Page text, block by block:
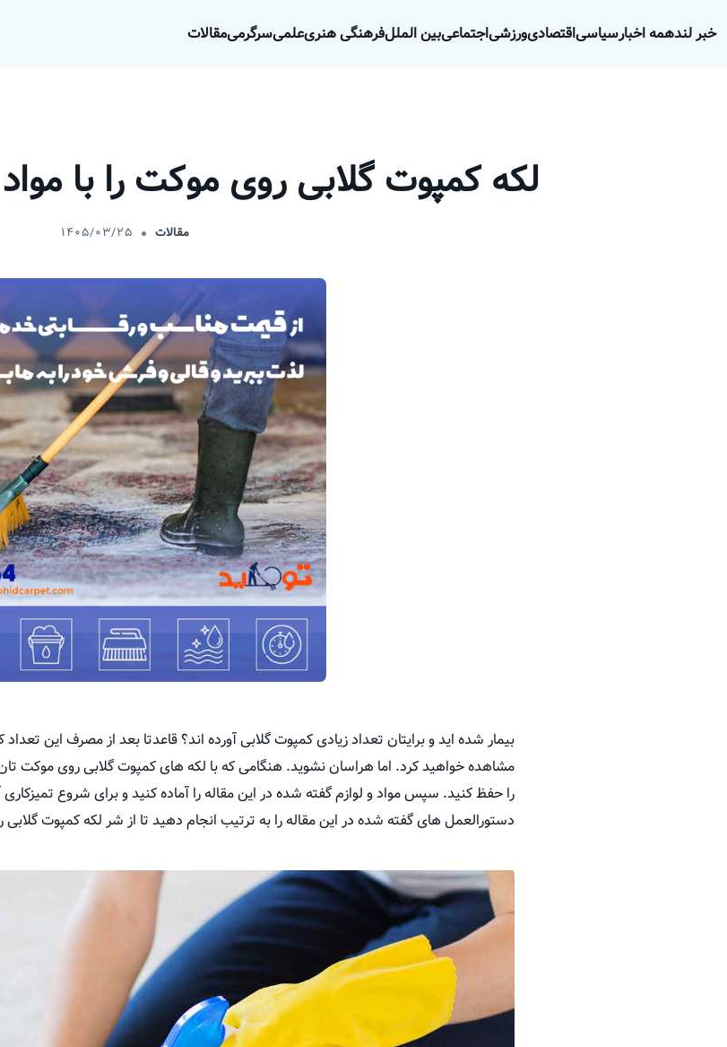
خبر لندهمه اخبارسیاسیاقتصادیورزشیاجتماعیبین المللفرهنگی هنریعلمیسرگرمیمقالات
لکه کمپوت گلابی روی موکت را با مواد
مقالات ۱۴۰۵/۰۳/۲۵
بیمار شده اید و برایتان تعداد زیادی کمپوت گلابی آورده اند؟ قاعدتا بعد از مصرف این
مشاهده خواهید کرد. اما هراسان نشوید. هنگامی که با لکه های کمپوت گلابی روی موکت
را حفظ کنید. سپس مواد و لوازم گفته شده در این مقاله را آماده کنید و برای شروع
دستورالعمل های گفته شده در این مقاله را به ترتیب انجام دهید تا از شر لکه کمپوت